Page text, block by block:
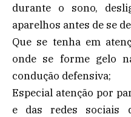
durante o sono,
aparelhos antes de se
Que se tenha em
onde se forme gelo
condução defensiva;
Especial atenção por
e das redes sociais